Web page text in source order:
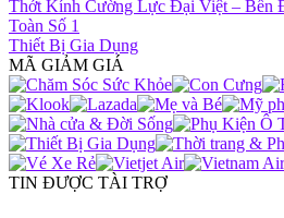
Thớt Kính Cường Lực Đại Việt – Bền
Toàn Số 1
Thiết Bị Gia Dụng
MÃ GIẢM GIÁ
TIN ĐƯỢC TÀI TRỢ